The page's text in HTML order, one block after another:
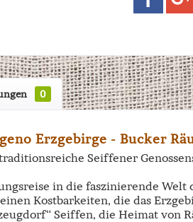
0
Erzgebirge - Bucker
Seiffener
in die faszinierende
Kostbarkeiten, die das
Seiffen, die Heimat von